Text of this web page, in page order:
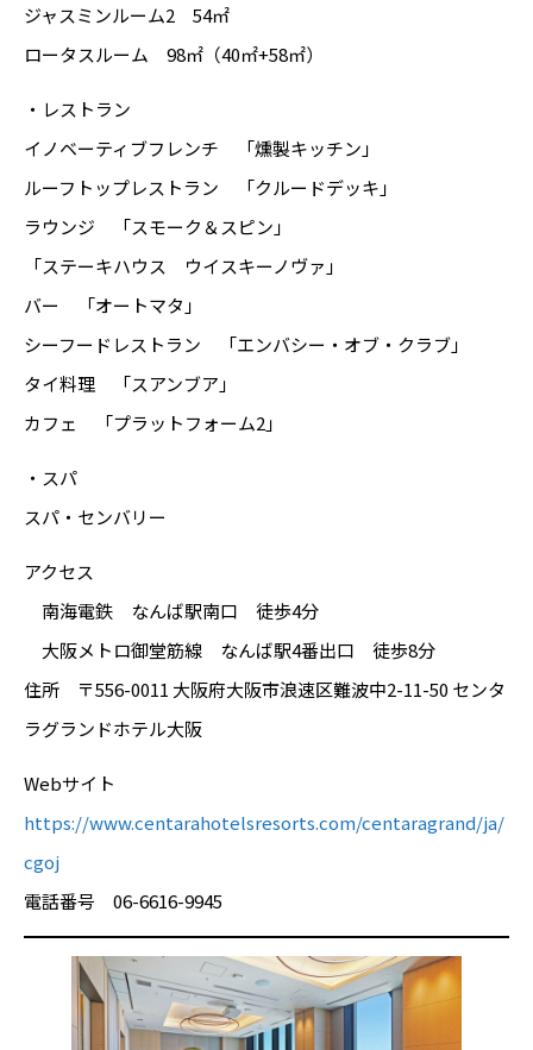
ジャスミンルーム2 54㎡
ロータスルーム 98㎡（40㎡+58㎡）
・レストラン
イノベーティブフレンチ 「燻製キッチン」
ルーフトップレストラン 「クルードデッキ」
ラウンジ 「スモーク＆スピン」
「ステーキハウス ウイスキーノヴァ」
バー 「オートマタ」
シーフードレストラン 「エンバシー・オブ・クラブ」
タイ料理 「スアンブア」
カフェ 「プラットフォーム2」
・スパ
スパ・センバリー
アクセス
南海電鉄 なんば駅南口 徒歩4分
大阪メトロ御堂筋線 なんば駅4番出口 徒歩8分
住所 〒556-0011 大阪府大阪市浪速区難波中2-11-50 センタ
ラグランドホテル大阪
Webサイト
https://www.centarahotelsresorts.com/centaragrand/ja/
cgoj
電話番号 06-6616-9945